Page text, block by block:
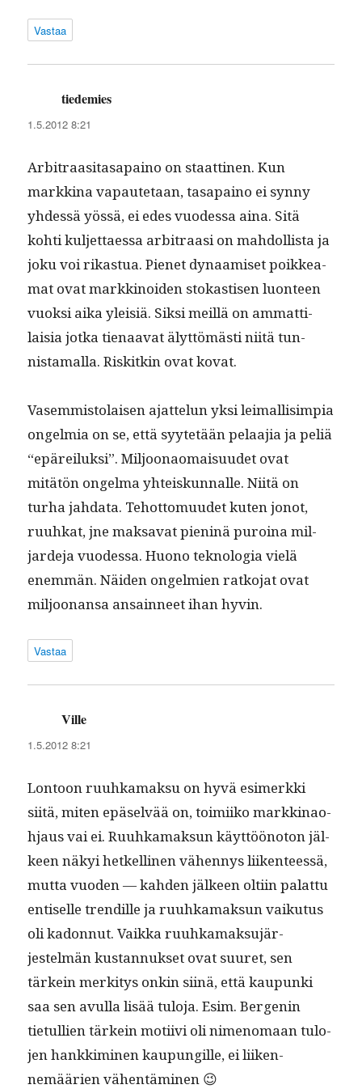
Vastaa
tiedemies
1.5.2012 8:21
Arbi­tra­a­sitas­apaino on staat­ti­nen. Kun
markki­na vapaute­taan, tas­apaino ei syn­ny
yhdessä yössä, ei edes vuodessa aina. Sitä
kohti kul­jet­taes­sa arbi­traasi on mah­dol­lista ja
joku voi rikas­tua. Pienet dynaamiset poikkea­
mat ovat markki­noiden stokas­tisen luon­teen
vuok­si aika yleisiä. Sik­si meil­lä on ammat­ti­
laisia jot­ka tien­aa­vat älyt­tömästi niitä tun­
nista­mal­la. Riskitkin ovat kovat.
Vasem­mis­to­laisen ajat­telun yksi leimallisimpia
ongelmia on se, että syytetään pelaa­jia ja peliä
“epäreiluk­si”. Miljoonao­maisu­udet ovat
mitätön ongel­ma yhteiskun­nalle. Niitä on
turha jah­da­ta. Tehot­to­muudet kuten jonot,
ruuhkat, jne mak­sa­vat pien­inä puroina mil­
jarde­ja vuodessa. Huono teknolo­gia vielä
enem­män. Näi­den ongelmien ratko­jat ovat
miljoo­nansa ansain­neet ihan hyvin.
Vastaa
Ville
1.5.2012 8:21
Lon­toon ruuhka­mak­su on hyvä esimerk­ki
siitä, miten epä­selvää on, toimi­iko markki­nao­
h­jaus vai ei. Ruuhka­mak­sun käyt­tööno­ton jäl­
keen näkyi het­kelli­nen vähen­nys liiken­teessä,
mut­ta vuo­den — kah­den jäl­keen olti­in palat­tu
entiselle trendille ja ruuhka­mak­sun vaiku­tus
oli kadon­nut. Vaik­ka ruuhka­mak­su­jär­
jestelmän kus­tan­nuk­set ovat suuret, sen
tärkein merk­i­tys onkin siinä, että kaupun­ki
saa sen avul­la lisää tulo­ja. Esim. Bergenin
tietul­lien tärkein moti­ivi oli nimeno­maan tulo­
jen han­kkimi­nen kaupungille, ei liiken­
nemäärien vähentäminen 😉